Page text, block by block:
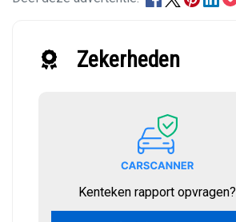
Zekerheden
Kenteken rapport opvragen?